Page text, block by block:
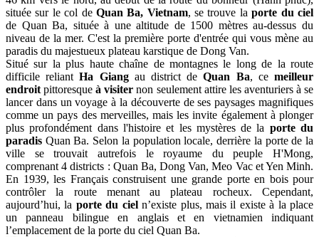
située sur le col de Quan Ba, Vietnam, se trouve laporte du ciel
de Quan Ba, située à une altitude de 1500 mètres au-dessus du
niveau de la mer. C'est la première porte d'entrée qui vous mène au
paradis du majestueux plateau karstique de Dong Van.
Situé sur la plus haute chaîne de montagnes le long de la route
difficile reliantHa Giangau district deQuan Ba, cemeilleur
endroit pittoresqueà visiter non seulement attire les aventuriers à se
lancer dans un voyage à la découverte de ses paysages magnifiques
comme un pays des merveilles, mais les invite également à plonger
plus profondément dans l'histoire et les mystères de la porte du
paradis Quan Ba. Selon la population locale, derrière la porte de la
ville se trouvait autrefois le royaume du peuple H'Mong,
comprenant 4 districts : Quan Ba, Dong Van, Meo Vac et Yen Minh.
En 1939, les Français construisent une grande porte en bois pour
contrôler la route menant au plateau rocheux. Cependant,
aujourd’hui, la porte du cieln’existe plus, mais il existe à la place
un panneau bilingue en anglais et en vietnamien indiquant
l’emplacement de la porte du ciel Quan Ba.